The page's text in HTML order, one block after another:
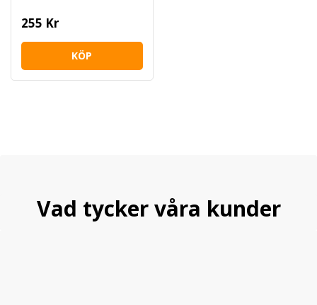
255 Kr
KÖP
Vad tycker våra kunder